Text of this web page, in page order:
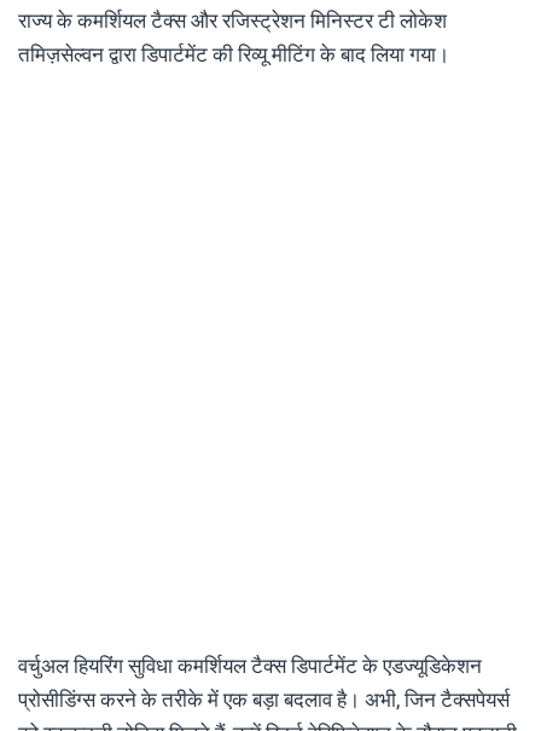
राज्य के कमर्शियल टैक्स और रजिस्ट्रेशन मिनिस्टर टी लोकेश
तमिज़सेल्वन द्वारा डिपार्टमेंट की रिव्यू मीटिंग के बाद लिया गया।
वर्चुअल हियरिंग सुविधा कमर्शियल टैक्स डिपार्टमेंट के एडज्यूडिकेशन
प्रोसीडिंग्स करने के तरीके में एक बड़ा बदलाव है। अभी, जिन टैक्सपेयर्स